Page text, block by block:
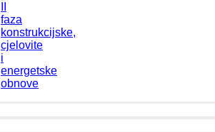
faza
konstrukcijske,
cjelovite
i
energetske
obnove